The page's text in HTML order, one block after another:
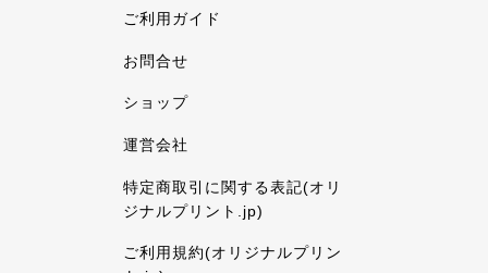
ご利用ガイド
お問合せ
ショップ
運営会社
特定商取引に関する表記(オリ
ジナルプリント.jp)
ご利用規約(オリジナルプリン